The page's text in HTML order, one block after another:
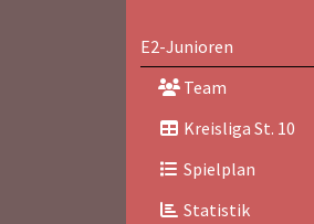
E2-Junioren
Team
Kreisliga St. 10
Spielplan
Statistik